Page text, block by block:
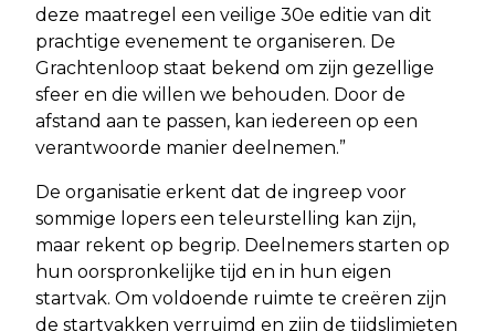
deze maatregel een veilige 30e editie van dit
prachtige evenement te organiseren. De
Grachtenloop staat bekend om zijn gezellige
sfeer en die willen we behouden. Door de
afstand aan te passen, kan iedereen op een
verantwoorde manier deelnemen.”
De organisatie erkent dat de ingreep voor
sommige lopers een teleurstelling kan zijn,
maar rekent op begrip. Deelnemers starten op
hun oorspronkelijke tijd en in hun eigen
startvak. Om voldoende ruimte te creëren zijn
de startvakken verruimd en zijn de tijdslimieten